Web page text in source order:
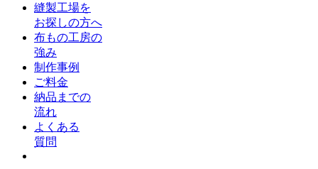
縫製工場を
お探しの方へ
布もの工房の
強み
制作事例
ご料金
納品までの
流れ
よくある
質問